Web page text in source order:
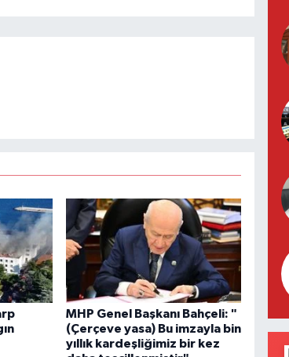
MHP Genel Başkanı Bahçeli: "
(Çerçeve yasa) Bu imzayla bin
yıllık kardeşliğimiz bir kez